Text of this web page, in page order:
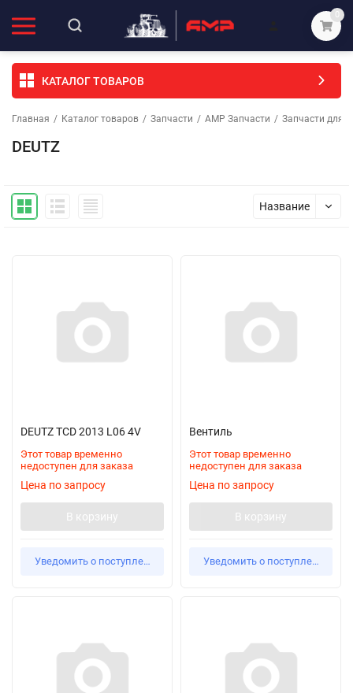
0
КАТАЛОГ ТОВАРОВ
Главная / Каталог товаров / Запчасти / АМР Запчасти / Запчасти для
DEUTZ
Название
DEUTZ TCD 2013 L06 4V
Этот товар временно
недоступен для заказа
Цена по запросу
В корзину
Уведомить о поступлении
Вентиль
Этот товар временно
недоступен для заказа
Цена по запросу
В корзину
Уведомить о поступлении